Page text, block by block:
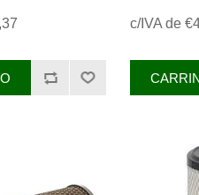
Jurafil
c/IVA de